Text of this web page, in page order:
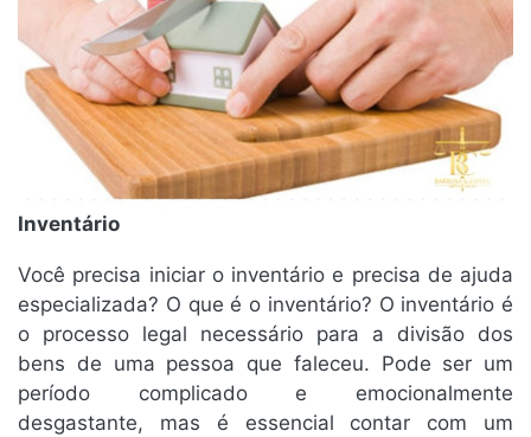
Inventário
Você precisa iniciar o inventário e precisa de ajuda
especializada? O que é o inventário? O inventário é
o processo legal necessário para a divisão dos
bens de uma pessoa que faleceu. Pode ser um
período complicado e emocionalmente
desgastante, mas é essencial contar com um